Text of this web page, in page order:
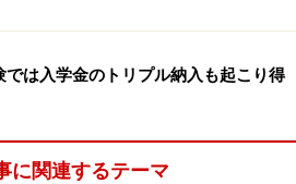
フト券1000円分プレゼント
トやモニター企画に参加が可能に
では入学金のトリプル納入も起こり得
に関連するテーマ